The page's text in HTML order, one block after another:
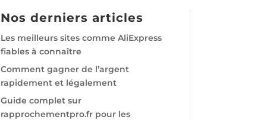
Nos derniers articles
Les meilleurs sites comme AliExpress
fiables à connaître
Comment gagner de l’argent
rapidement et légalement
Guide complet sur
rapprochementpro.fr pour les